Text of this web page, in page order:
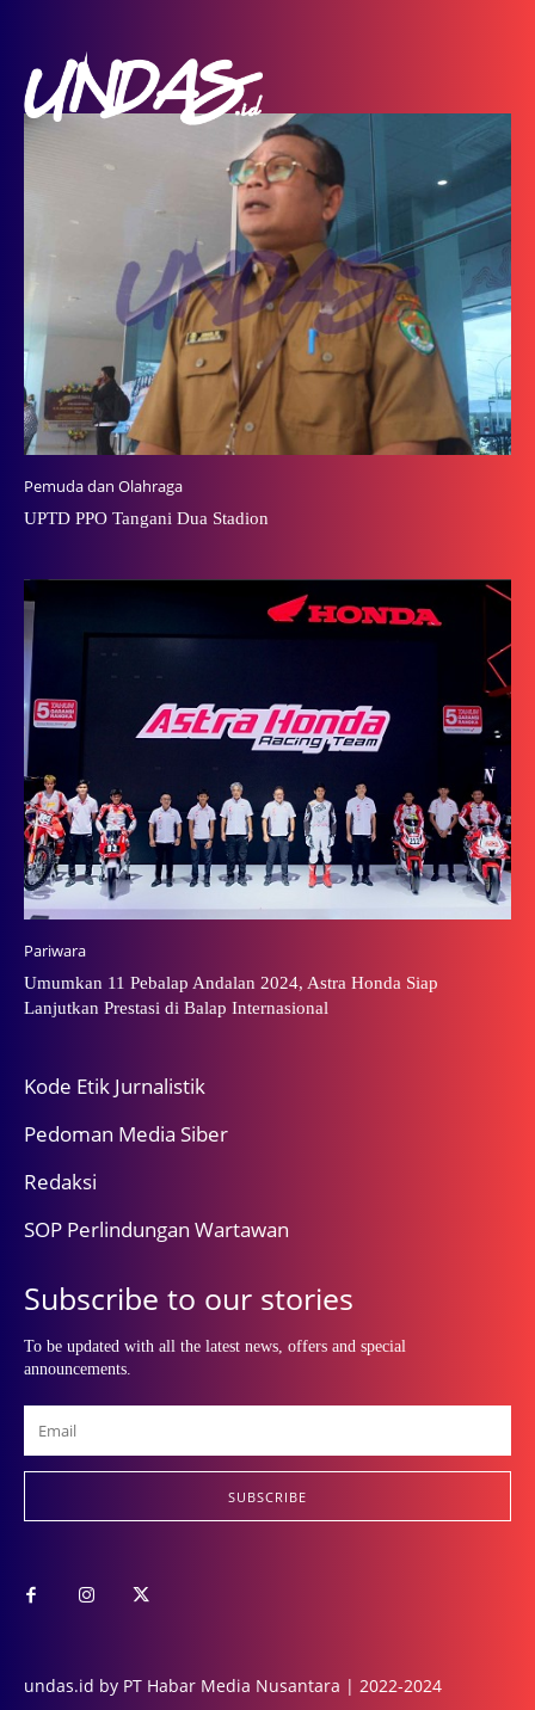
Pemuda dan Olahraga
UPTD PPO Tangani Dua Stadion
Pariwara
Umumkan 11 Pebalap Andalan 2024, Astra Honda Siap
Lanjutkan Prestasi di Balap Internasional
Kode Etik Jurnalistik
Pedoman Media Siber
Redaksi
SOP Perlindungan Wartawan
Subscribe to our stories
To be updated with all the latest news, offers and special
announcements.
SUBSCRIBE
undas.id by PT Habar Media Nusantara | 2022-2024